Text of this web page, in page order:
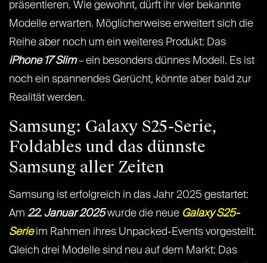
präsentieren. Wie gewohnt, dürft ihr vier bekannte
Modelle erwarten. Möglicherweise erweitert sich die
Reihe aber noch um ein weiteres Produkt: Das
iPhone 17 Slim– ein besonders dünnes Modell. Es ist
noch ein spannendes Gerücht, könnte aber bald zur
Realität werden.
Samsung: Galaxy S25-Serie,
Foldables und das dünnste
Samsung aller Zeiten
Samsung ist erfolgreich in das Jahr 2025 gestartet:
Am 22. Januar 2025wurde die neue Galaxy S25-
Serie im Rahmen ihres Unpacked-Events vorgestellt.
Gleich drei Modelle sind neu auf dem Markt: Das